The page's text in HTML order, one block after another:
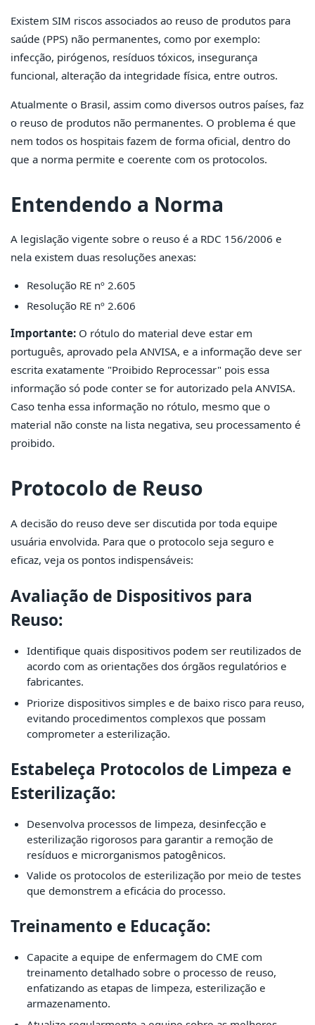
Existem SIM riscos associados ao reuso de produtos para
saúde (PPS) não permanentes, como por exemplo:
infecção, pirógenos, resíduos tóxicos, insegurança
funcional, alteração da integridade física, entre outros.
Atualmente o Brasil, assim como diversos outros países, faz
o reuso de produtos não permanentes. O problema é que
nem todos os hospitais fazem de forma oficial, dentro do
que a norma permite e coerente com os protocolos.
Entendendo a Norma
A legislação vigente sobre o reuso é a RDC 156/2006 e
nela existem duas resoluções anexas:
Resolução RE nº 2.605
Resolução RE nº 2.606
Importante: O rótulo do material deve estar em
português, aprovado pela ANVISA, e a informação deve ser
escrita exatamente "Proibido Reprocessar" pois essa
informação só pode conter se for autorizado pela ANVISA.
Caso tenha essa informação no rótulo, mesmo que o
material não conste na lista negativa, seu processamento é
proibido.
Protocolo de Reuso
A decisão do reuso deve ser discutida por toda equipe
usuária envolvida. Para que o protocolo seja seguro e
eficaz, veja os pontos indispensáveis:
Avaliação de Dispositivos para
Reuso:
Identifique quais dispositivos podem ser reutilizados de
acordo com as orientações dos órgãos regulatórios e
fabricantes.
Priorize dispositivos simples e de baixo risco para reuso,
evitando procedimentos complexos que possam
comprometer a esterilização.
Estabeleça Protocolos de Limpeza e
Esterilização:
Desenvolva processos de limpeza, desinfecção e
esterilização rigorosos para garantir a remoção de
resíduos e microrganismos patogênicos.
Valide os protocolos de esterilização por meio de testes
que demonstrem a eficácia do processo.
Treinamento e Educação:
Capacite a equipe de enfermagem do CME com
treinamento detalhado sobre o processo de reuso,
enfatizando as etapas de limpeza, esterilização e
armazenamento.